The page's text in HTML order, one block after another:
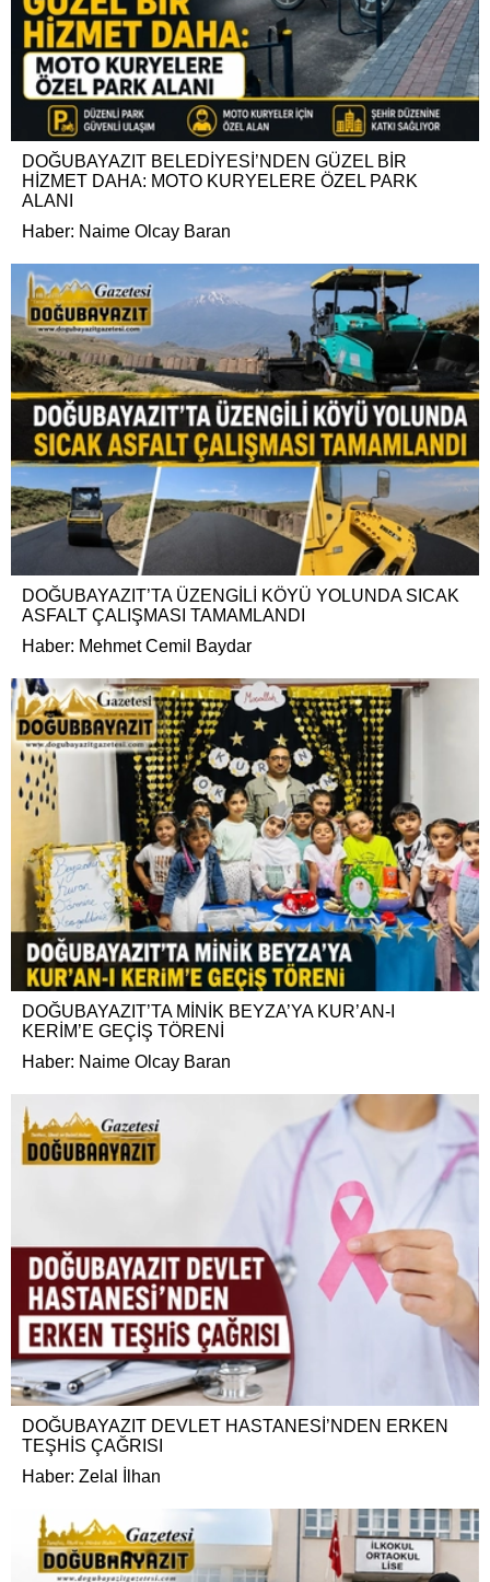
DOĞUBAYAZIT BELEDİYESİ’NDEN GÜZEL BİR
HİZMET DAHA: MOTO KURYELERE ÖZEL PARK
ALANI
Haber: Naime Olcay Baran
DOĞUBAYAZIT’TA ÜZENGİLİ KÖYÜ YOLUNDA SICAK
ASFALT ÇALIŞMASI TAMAMLANDI
Haber: Mehmet Cemil Baydar
DOĞUBAYAZIT’TA MİNİK BEYZA’YA KUR’AN-I
KERİM’E GEÇİŞ TÖRENİ
Haber: Naime Olcay Baran
DOĞUBAYAZIT DEVLET HASTANESİ’NDEN ERKEN
TEŞHİS ÇAĞRISI
Haber: Zelal İlhan